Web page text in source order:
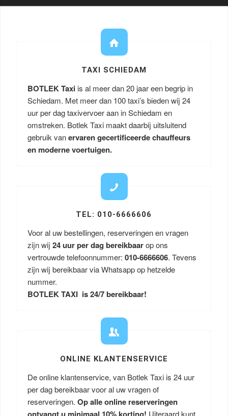
TAXI SCHIEDAM
BOTLEK Taxi is al meer dan 20 jaar een begrip in
Schiedam. Met meer dan 100 taxi’s bieden wij 24
uur per dag taxivervoer aan in Schiedam en
omstreken. Botlek Taxi maakt daarbij uitsluitend
gebruik vanervaren gecertificeerde chauffeurs
en moderne voertuigen.
TEL: 010-6666606
Voor al uw bestellingen, reserveringen en vragen
zijn wij 24 uur per dag bereikbaarop ons
vertrouwde telefoonnummer: 010-6666606. Tevens
zijn wij bereikbaar via Whatsapp op hetzelde
nummer.
BOTLEK TAXI is 24/7 bereikbaar!
ONLINE KLANTENSERVICE
De online klantenservice, van Botlek Taxi is 24 uur
per dag bereikbaar voor al uw vragen of
reserveringen. Op alle online reserveringen
Uiteraard kunt